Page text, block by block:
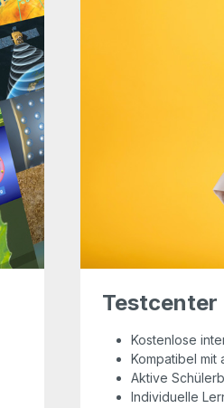
Testcenter
Kostenlose
Kompatibel mit
Aktive
Individuelle